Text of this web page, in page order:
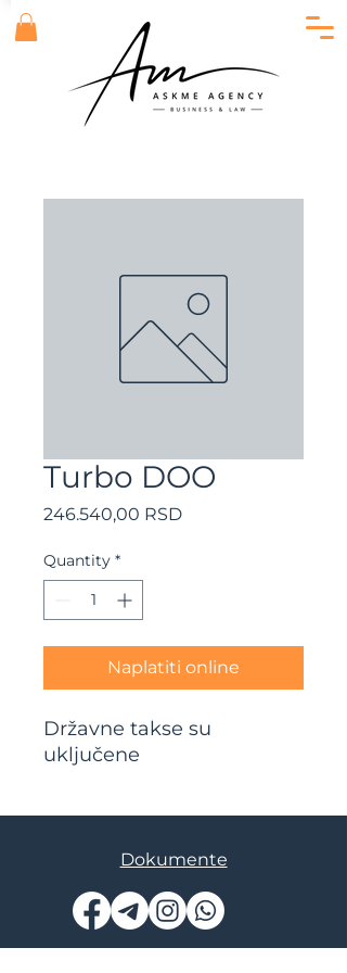
Turbo DOO
246.540,00 RSDPrice
Quantity *
Naplatiti online
Državne takse su
uključene
Dokumente